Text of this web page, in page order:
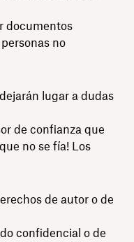
documentos
no
lugar a dudas
de confianza que
no se fía! Los
de autor o de
confidencial o de